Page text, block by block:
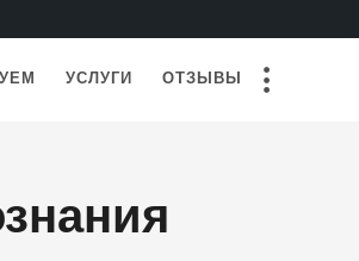
УСЛУГИ ОТЗЫВЫ